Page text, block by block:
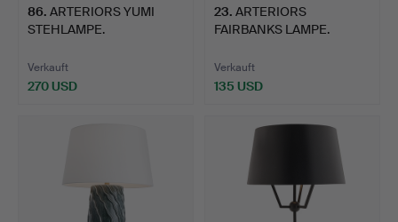
86. ARTERIORS YUMI
STEHLAMPE.
Verkauft
270 USD
23. ARTERIORS
FAIRBANKS LAMPE.
Verkauft
135 USD